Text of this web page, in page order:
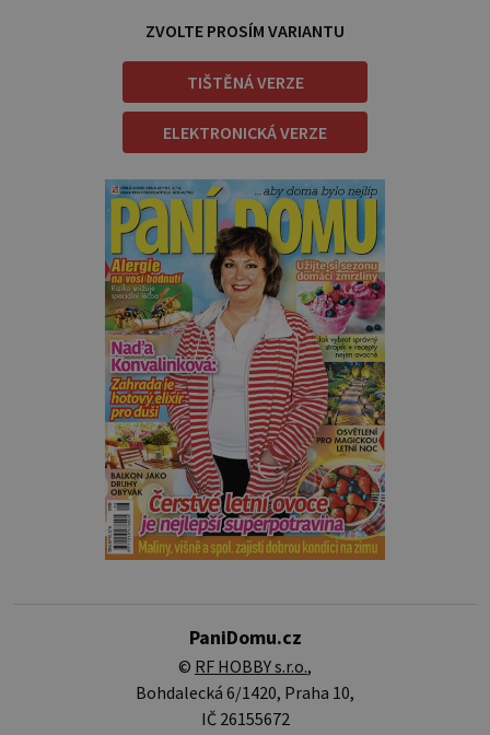
ZVOLTE PROSÍM VARIANTU
TIŠTĚNÁ VERZE
ELEKTRONICKÁ VERZE
PaniDomu.cz
© RF HOBBY s.r.o.,
Bohdalecká 6/1420, Praha 10,
IČ 26155672